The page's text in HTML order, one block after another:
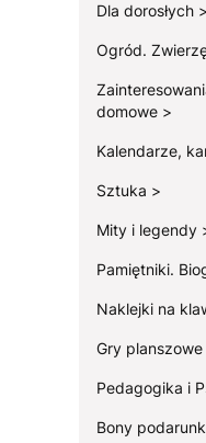
Dla dorosłych
Ogród.
domowe
Kalendarze,
Sztuka
Mity i legendy
Pamiętniki.
Naklejki na
Gry planszowe
Pedagogika i
Bony